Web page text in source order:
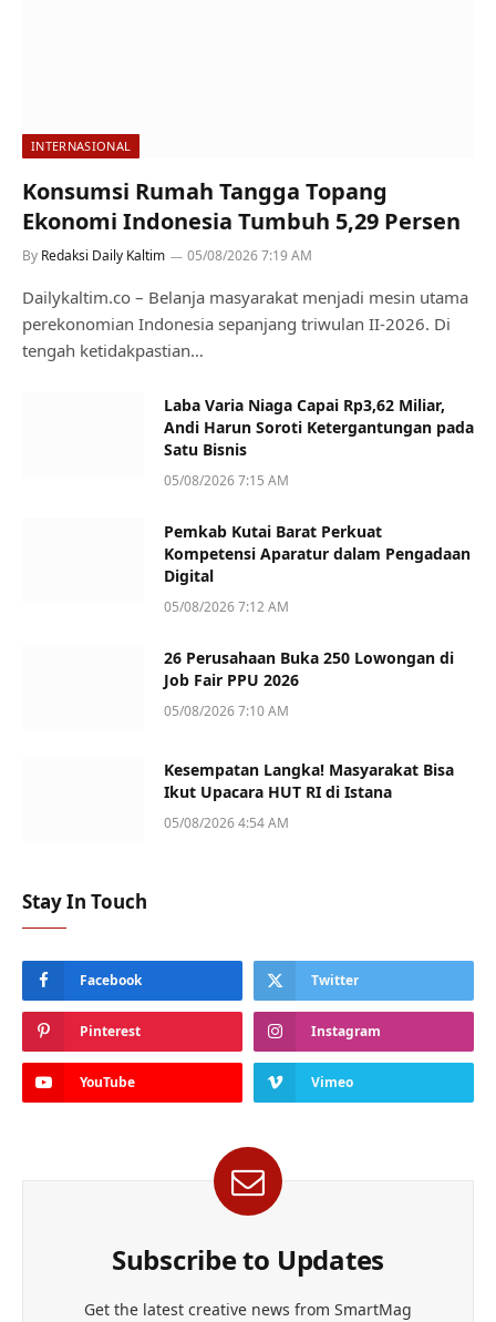
INTERNASIONAL
Konsumsi Rumah Tangga Topang
Ekonomi Indonesia Tumbuh 5,29 Persen
By Redaksi Daily Kaltim 05/08/2026 7:19 AM
Dailykaltim.co – Belanja masyarakat menjadi mesin utama
perekonomian Indonesia sepanjang triwulan II-2026. Di
tengah ketidakpastian…
Laba Varia Niaga Capai Rp3,62 Miliar,
Andi Harun Soroti Ketergantungan pada
Satu Bisnis
05/08/2026 7:15 AM
Pemkab Kutai Barat Perkuat
Kompetensi Aparatur dalam Pengadaan
Digital
05/08/2026 7:12 AM
26 Perusahaan Buka 250 Lowongan di
Job Fair PPU 2026
05/08/2026 7:10 AM
Kesempatan Langka! Masyarakat Bisa
Ikut Upacara HUT RI di Istana
05/08/2026 4:54 AM
Stay In Touch
Facebook Twitter
Pinterest Instagram
YouTube Vimeo
Subscribe to Updates
Get the latest creative news from SmartMag